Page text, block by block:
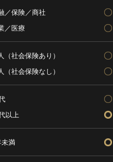
／保険／商社
／医療
（社会保険あり）
（社会保険なし）
以上
未満